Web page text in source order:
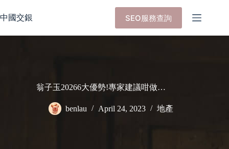
to
content
中國交銀 SEO服務查詢
翁子玉20266大優勢!專家建議咁做…
benlau April 24, 2023 地產